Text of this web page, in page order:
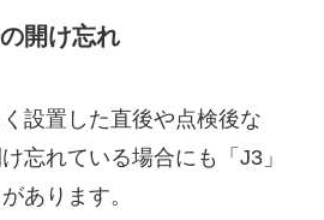
開け忘れ
設置した直後や点検後な
忘れている場合にも「J3」
あります。